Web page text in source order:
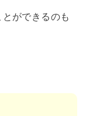
ができるのも